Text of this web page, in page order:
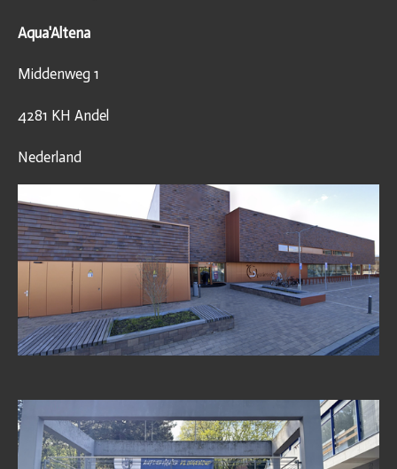
Aqua'Altena
Middenweg 1
4281 KH Andel
Nederland